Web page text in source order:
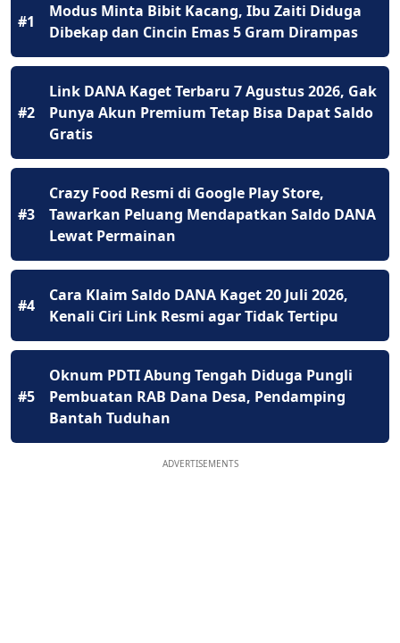
#1
Modus Minta Bibit Kacang, Ibu Zaiti Diduga
Dibekap dan Cincin Emas 5 Gram Dirampas
#2
Link DANA Kaget Terbaru 7 Agustus 2026, Gak
Punya Akun Premium Tetap Bisa Dapat Saldo
Gratis
#3
Crazy Food Resmi di Google Play Store,
Tawarkan Peluang Mendapatkan Saldo DANA
Lewat Permainan
#4
Cara Klaim Saldo DANA Kaget 20 Juli 2026,
Kenali Ciri Link Resmi agar Tidak Tertipu
#5
Oknum PDTI Abung Tengah Diduga Pungli
Pembuatan RAB Dana Desa, Pendamping
Bantah Tuduhan
ADVERTISEMENTS